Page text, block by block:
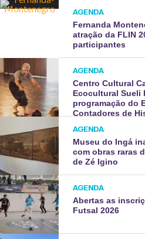
AGENDA
Fernanda
atração da FLIN
participantes
AGENDA
Centro Cultural
Ecocultural Sueli
programação do
Contadores de
AGENDA
Museu do Ingá
com obras raras
de Zé Igino
AGENDA
Abertas as
Futsal 2026